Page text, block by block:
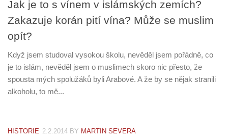
Jak je to s vínem v islámských zemích?
Zakazuje korán pití vína? Může se muslim
opít?
Když jsem studoval vysokou školu, nevěděl jsem pořádně, co
je to islám, nevěděl jsem o muslimech skoro nic přesto, že
spousta mých spolužáků byli Arabové. A že by se nějak stranili
alkoholu, to mě...
HISTORIE 2.2.2014 BY MARTIN SEVERA